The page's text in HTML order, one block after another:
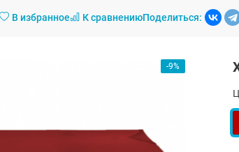
В избранное К сравнениюПоделиться:
-9%